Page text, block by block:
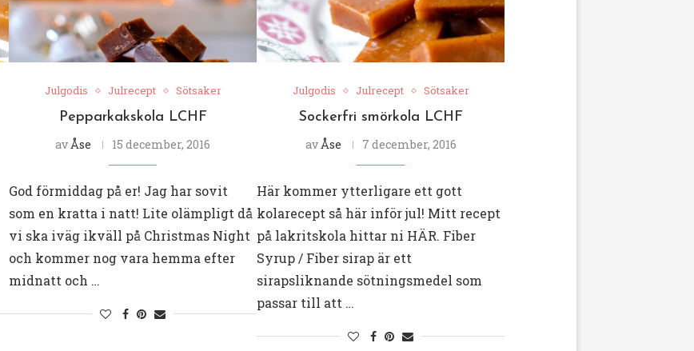
Julgodis Julrecept Sötsaker
Pepparkakskola LCHF
avÅse 15 december, 2016
God förmiddag på er! Jag har sovit
som en kratta i natt! Lite olämpligt då
vi ska iväg ikväll på Christmas Night
och kommer nog vara hemma efter
midnatt och …
Julgodis Julrecept Sötsaker
Sockerfri smörkola LCHF
avÅse 7 december, 2016
Här kommer ytterligare ett gott
kolarecept så här inför jul! Mitt recept
på lakritskola hittar ni HÄR. Fiber
Syrup / Fiber sirap är ett
sirapsliknande sötningsmedel som
passar till att …